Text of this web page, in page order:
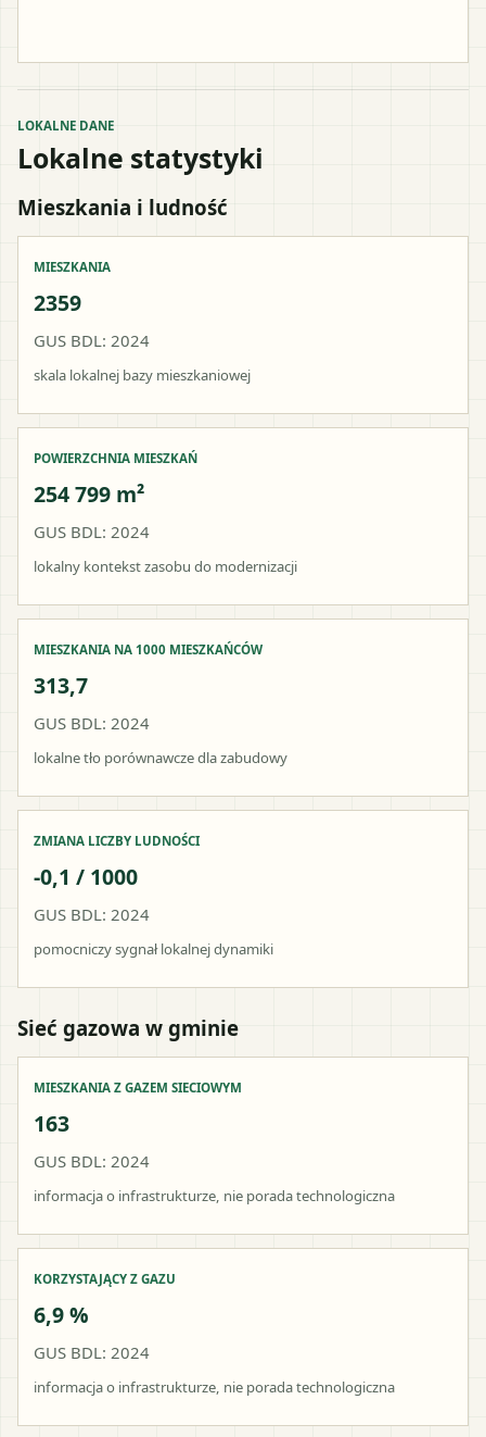
LOKALNE DANE
Lokalne statystyki
Mieszkania i ludność
MIESZKANIA
2359
GUS BDL: 2024
skala lokalnej bazy mieszkaniowej
POWIERZCHNIA MIESZKAŃ
254 799 m²
GUS BDL: 2024
lokalny kontekst zasobu do modernizacji
MIESZKANIA NA 1000 MIESZKAŃCÓW
313,7
GUS BDL: 2024
lokalne tło porównawcze dla zabudowy
ZMIANA LICZBY LUDNOŚCI
-0,1 / 1000
GUS BDL: 2024
pomocniczy sygnał lokalnej dynamiki
Sieć gazowa w gminie
MIESZKANIA Z GAZEM SIECIOWYM
163
GUS BDL: 2024
informacja o infrastrukturze, nie porada technologiczna
KORZYSTAJĄCY Z GAZU
6,9 %
GUS BDL: 2024
informacja o infrastrukturze, nie porada technologiczna